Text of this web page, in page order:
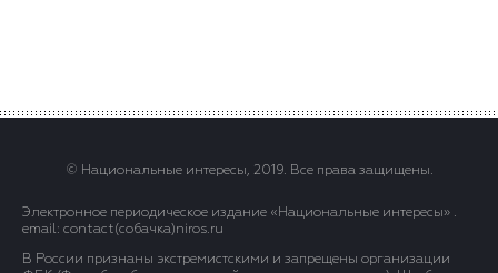
© Национальные интересы, 2019. Все права защищены.
Электронное периодическое издание «Национальные интересы» .
email: contact(сoбaчка)niros.ru
В России признаны экстремистскими и запрещены организации